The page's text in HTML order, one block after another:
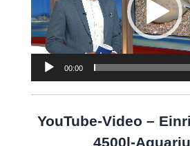
00:00
YouTube-Video –
4500l-